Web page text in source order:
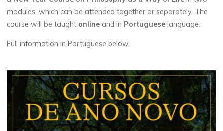
modules, which can be attended together or separately. The
course will be taught online and in Portugueselanguage.
Full information in Portuguese below.